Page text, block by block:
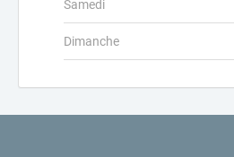
Samedi
Dimanche